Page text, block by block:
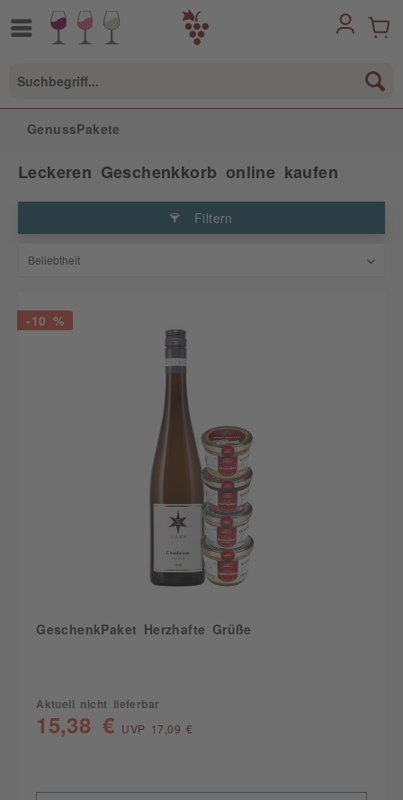
GenussPakete
Leckeren Geschenkkorb online kaufen
Filtern
-10 %
GeschenkPaket Herzhafte Grüße
Aktuell nicht lieferbar
15,38 € UVP 17,09 €